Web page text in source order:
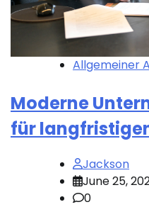
Allgemeiner
Moderne
für
Jackson
June 25,
0